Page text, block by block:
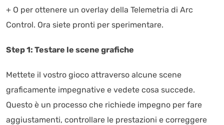
+ O per ottenere un overlay della Telemetria di Arc
Control. Ora siete pronti per sperimentare.
Step 1: Testare le scene grafiche
Mettete il vostro gioco attraverso alcune scene
graficamente impegnative e vedete cosa succede.
Questo è un processo che richiede impegno per fare
aggiustamenti, controllare le prestazioni e correggere